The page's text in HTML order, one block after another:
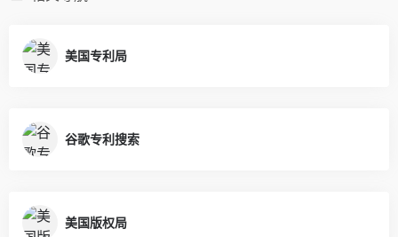
美国专利局
谷歌专利搜索
美国版权局